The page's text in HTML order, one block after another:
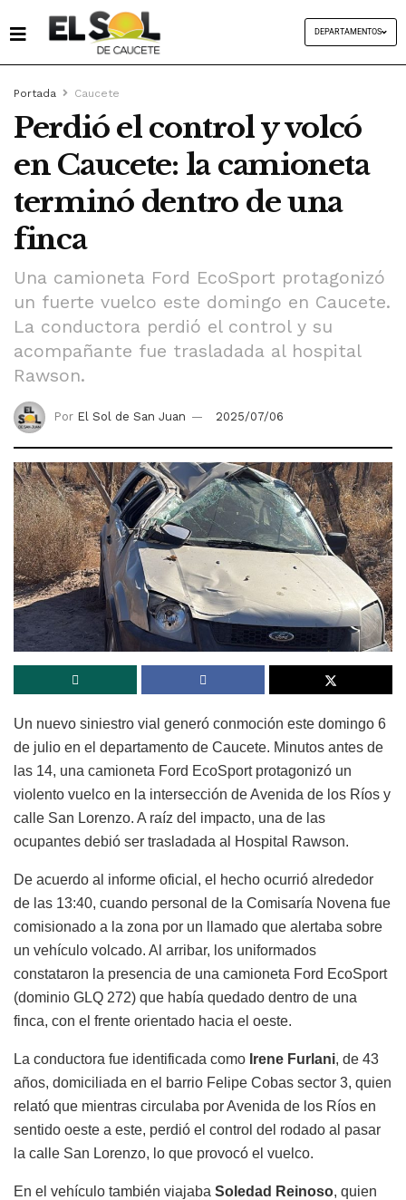
DEPARTAMENTOS
Portada Caucete
Perdió el control y volcó
en Caucete: la camioneta
terminó dentro de una
finca
Una camioneta Ford EcoSport protagonizó
un fuerte vuelco este domingo en Caucete.
La conductora perdió el control y su
acompañante fue trasladada al hospital
Rawson.
Por El Sol de San Juan 2025/07/06
Un nuevo siniestro vial generó conmoción este domingo 6
de julio en el departamento de Caucete. Minutos antes de
las 14, una camioneta Ford EcoSport protagonizó un
violento vuelco en la intersección de Avenida de los Ríos y
calle San Lorenzo. A raíz del impacto, una de las
ocupantes debió ser trasladada al Hospital Rawson.
De acuerdo al informe oficial, el hecho ocurrió alrededor
de las 13:40, cuando personal de la Comisaría Novena fue
comisionado a la zona por un llamado que alertaba sobre
un vehículo volcado. Al arribar, los uniformados
constataron la presencia de una camioneta Ford EcoSport
(dominio GLQ 272) que había quedado dentro de una
finca, con el frente orientado hacia el oeste.
La conductora fue identificada como Irene Furlani, de 43
años, domiciliada en el barrio Felipe Cobas sector 3, quien
relató que mientras circulaba por Avenida de los Ríos en
sentido oeste a este, perdió el control del rodado al pasar
la calle San Lorenzo, lo que provocó el vuelco.
En el vehículo también viajaba Soledad Reinoso, quien